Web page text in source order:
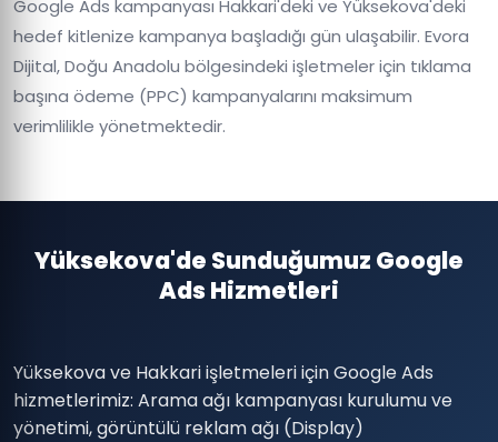
Google Ads kampanyası Hakkari'deki ve Yüksekova'deki
hedef kitlenize kampanya başladığı gün ulaşabilir. Evora
Dijital, Doğu Anadolu bölgesindeki işletmeler için tıklama
başına ödeme (PPC) kampanyalarını maksimum
verimlilikle yönetmektedir.
Yüksekova'de Sunduğumuz Google
Ads Hizmetleri
Yüksekova ve Hakkari işletmeleri için Google Ads
hizmetlerimiz: Arama ağı kampanyası kurulumu ve
yönetimi, görüntülü reklam ağı (Display)